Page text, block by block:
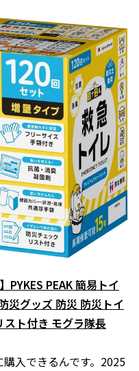
PYKES PEAK 簡易トイ
災グッズ 防災 防災トイ
スト付き モグラ隊長
入できるんです。2025